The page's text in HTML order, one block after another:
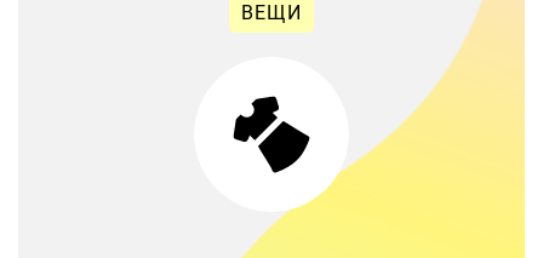
ВЕЩИ